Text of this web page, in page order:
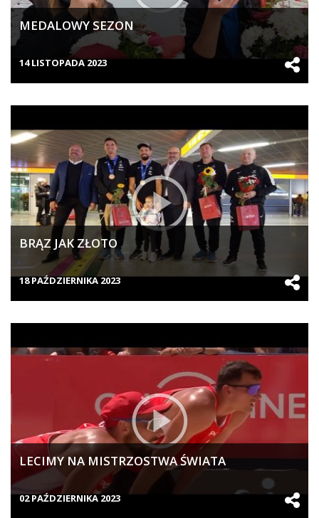
MEDALOWY SEZON
14 LISTOPADA 2023
BRĄZ JAK ZŁOTO
18 PAŹDZIERNIKA 2023
LECIMY NA MISTRZOSTWA ŚWIATA
02 PAŹDZIERNIKA 2023